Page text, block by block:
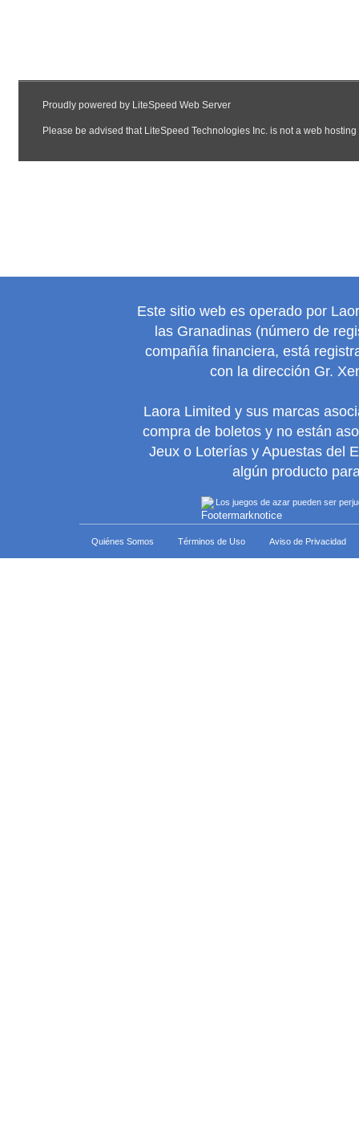
Este sitio web es operado por
las Granadinas (número de
compañía financiera, está
con la dirección Gr.
Laora Limited y sus marcas
compra de boletos y no están
Jeux o Loterías y Apuestas del
algún producto
Los juegos de azar pueden ser
Quiénes Somos Términos de Uso Aviso de Privacidad